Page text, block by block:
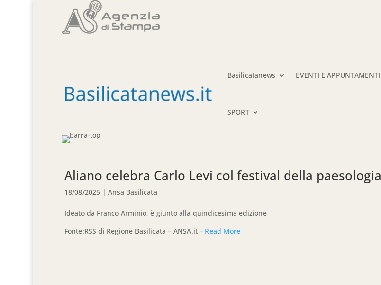
Basilicatanews EVENTI E APPUNTAMENTI
SPORT
Aliano celebra Carlo Levi col festival della paesologia
18/08/2025 |Ansa Basilicata
Ideato da Franco Arminio, è giunto alla quindicesima edizione
Fonte:RSS di Regione Basilicata – ANSA.it – Read More